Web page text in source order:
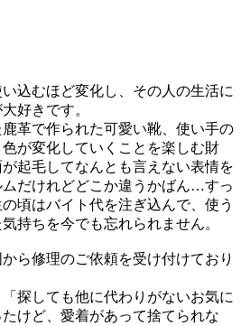
込むほど変化し、その人の生活に
好きです。
革で作られた可愛い靴、使い手の
が変化していくことを楽しむ財
起毛してなんとも言えない表情を
だけれどどこか違うかばん…すっ
頃はバイト代を注ぎ込んで、使う
持ちを今でも忘れられません。
ら修理のご依頼を受け付けており
探しても他に代わりがないお気に
けど、愛着があって捨てられな